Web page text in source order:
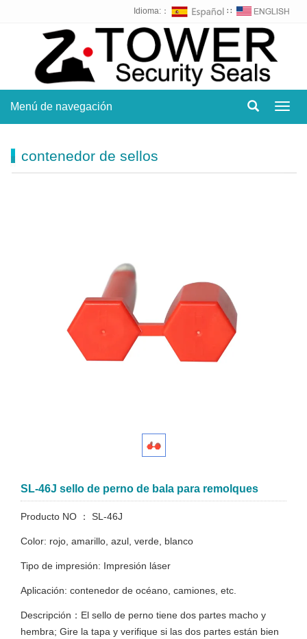
Idioma:： ∷
Menú de navegación
contenedor de sellos
SL-46J sello de perno de bala para remolques
Producto NO ： SL-46J
Color: rojo, amarillo, azul, verde, blanco
Tipo de impresión: Impresión láser
Aplicación: contenedor de océano, camiones, etc.
Descripción：El sello de perno tiene dos partes macho y
hembra; Gire la tapa y verifique si las dos partes están bien